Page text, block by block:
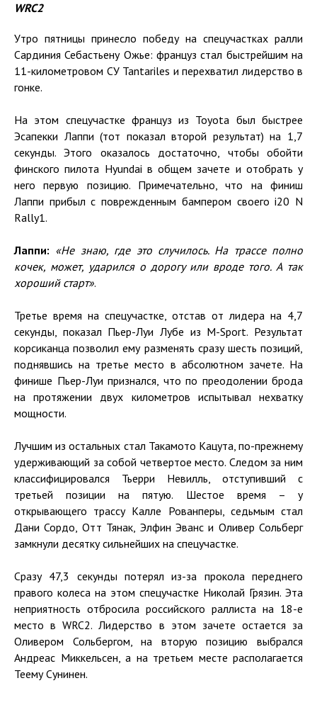
WRC2
Утро пятницы принесло победу на спецучастках ралли
Сардиния Себастьену Ожье: француз стал быстрейшим на
11-километровом СУ Tantariles и перехватил лидерство в
гонке.
На этом спецучастке француз из Toyota был быстрее
Эсапекки Лаппи (тот показал второй результат) на 1,7
секунды. Этого оказалось достаточно, чтобы обойти
финского пилота Hyundai в общем зачете и отобрать у
него первую позицию. Примечательно, что на финиш
Лаппи прибыл с поврежденным бампером своего i20 N
Rally1.
Лаппи: «Не знаю, где это случилось. На трассе полно
кочек, может, ударился о дорогу или вроде того. А так
хороший старт».
Третье время на спецучастке, отстав от лидера на 4,7
секунды, показал Пьер-Луи Лубе из M-Sport. Результат
корсиканца позволил ему разменять сразу шесть позиций,
поднявшись на третье место в абсолютном зачете. На
финише Пьер-Луи признался, что по преодолении брода
на протяжении двух километров испытывал нехватку
мощности.
Лучшим из остальных стал Такамото Кацута, по-прежнему
удерживающий за собой четвертое место. Следом за ним
классифицировался Тьерри Невилль, отступивший с
третьей позиции на пятую. Шестое время – у
открывающего трассу Калле Рованперы, седьмым стал
Дани Сордо, Отт Тянак, Элфин Эванс и Оливер Сольберг
замкнули десятку сильнейших на спецучастке.
Сразу 47,3 секунды потерял из-за прокола переднего
правого колеса на этом спецучастке Николай Грязин. Эта
неприятность отбросила российского раллиста на 18-е
место в WRC2. Лидерство в этом зачете остается за
Оливером Сольбергом, на вторую позицию выбрался
Андреас Миккельсен, а на третьем месте располагается
Теему Сунинен.